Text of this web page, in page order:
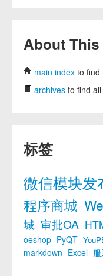
About
main index to find
archives to find all
标签
微信模块发
程序商城
城 审批OA
oeshop PyQT
markdown Excel